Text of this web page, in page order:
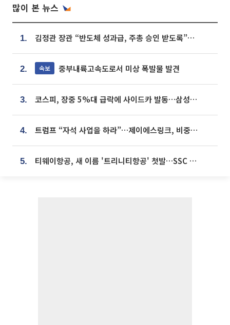
많이 본 뉴스
1. 김정관 장관 “반도체 성과급, 주총 승인 받도록”…상법·자본시장법 개정 시사
2. 속보 중부내륙고속도로서 미상 폭발물 발견
3. 코스피, 장중 5%대 급락에 사이드카 발동…삼성·SK 동반 폭락
4. 트럼프 “자석 사업을 하라”…제이에스링크, 비중국 영구자석 공급망 구축 속도
5. 티웨이항공, 새 이름 '트리니티항공' 첫발…SSC 전략 본격화